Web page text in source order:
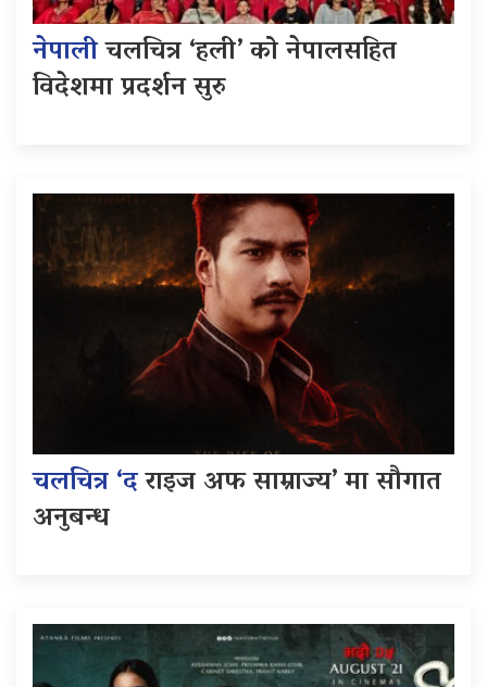
नेपालीचलचित्र ‘हली’ को नेपालसहित
विदेशमा प्रदर्शन सुरु
चलचित्र ‘दराइज अफ साम्राज्य’ मा सौगात
अनुबन्ध